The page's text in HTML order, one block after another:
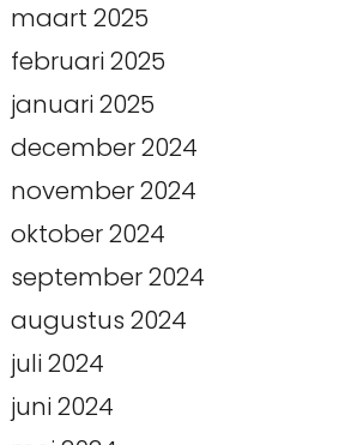
maart 2025
februari 2025
januari 2025
december 2024
november 2024
oktober 2024
september 2024
augustus 2024
juli 2024
juni 2024